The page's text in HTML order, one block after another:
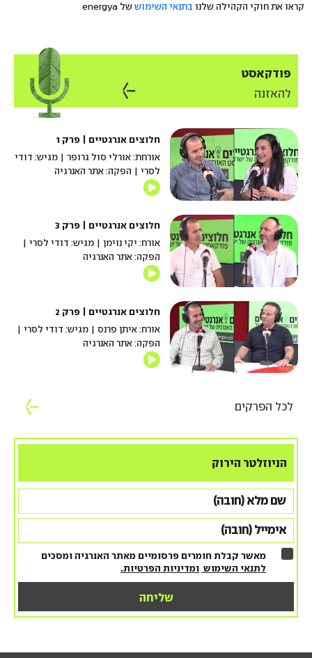
קראו את חוקי הקהילה שלנו בתנאי השימוששל energya
פודקאסט
להאזנה
חלוצים אנרגטיים | פרק 1
אורחת: אורלי סול גרופר | מגיש: דודי
לסרי | הפקה: אתר האנרגיה
חלוצים אנרגטיים | פרק 3
אורח: יקי נוימן | מגיש: דודי לסרי |
הפקה: אתר האנרגיה
חלוצים אנרגטיים | פרק 2
אורח: איתן פרנס | מגיש: דודי לסרי |
הפקה: אתר האנרגיה
לכל הפרקים
הניוזלטר הירוק
מאשר קבלת חומרים פרסומיים מאתר האנרגיה ומסכים
לתנאי השימוש ומדיניות הפרטיות.